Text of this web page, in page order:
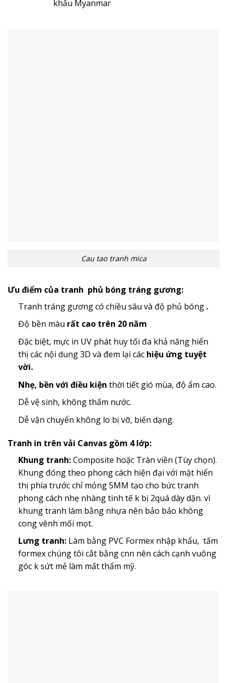
khẩu Myanmar
Cau tao tranh mica
Ưu điểm của tranh phủ bóng tráng gương:
Tranh tráng gương có chiều sâu và độ phủ bóng .
Độ bền màu rất cao trên 20 năm
Đặc biệt, mực in UV phát huy tối đa khả năng hiển
thị các nội dung 3D và đem lại các hiệu ứng tuyệt
vời.
Nhẹ, bền với điều kiện thời tiết gió mùa, độ ẩm cao.
Dễ vệ sinh, không thấm nước.
Dễ vận chuyển không lo bị vỡ, biến dạng.
Tranh in trên vải Canvas gồm 4 lớp:
Khung tranh:Composite hoặc Tràn viền (Tùy chọn).
Khung đóng theo phong cách hiện đại với mặt hiển
thị phía trước chỉ mỏng 5MM tạo cho bức tranh
phong cách nhẹ nhàng tinh tế k bị 2quá dày dặn. vì
khung tranh làm bằng nhựa nên bảo bảo không
cong vênh mối mọt.
Lưng tranh:Làm bằng PVC Formex nhập khẩu, tấm
formex chúng tôi cắt bằng cnn nên cách cạnh vuông
góc k sứt mẻ làm mất thẩm mỹ.